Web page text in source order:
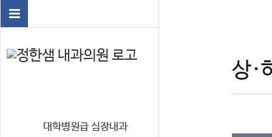
대학병원급 심장내과
상·